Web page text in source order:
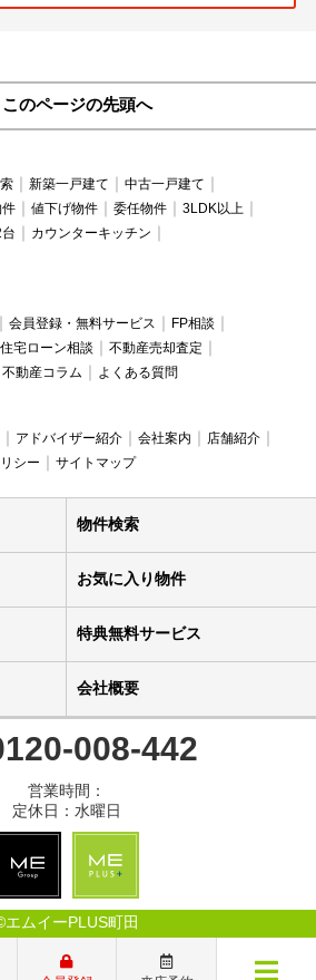
このページの先頭へ
新築一戸建て
中古一戸建て
値下げ物件 委任物件
3LDK以上
カウンターキッチン
会員登録・無料サービス
FP相談
住宅ローン相談
不動産売却査定
不動産コラム よくある質問
アドバイザー紹介 会社案内
店舗紹介
シー サイトマップ
物件検索
お気に入り物件
特典無料サービス
会社概要
008-442
営業時間：
定休日：水曜日
エムイーPLUS町田